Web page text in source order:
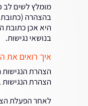
מומלץ לשים לב
בהצהרה
היא אכן כתובת
בנושאי נגישות.
איך רואים את
הצהרת
הצהרת
לאחר הפעלת